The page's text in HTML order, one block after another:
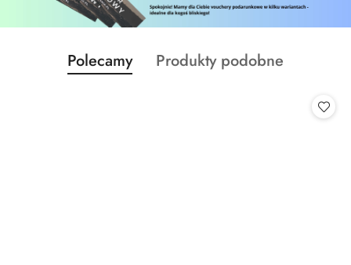
Pomiń karuzelę produktów
Produkty
o
Polecamy
Produkty
Produkty podobne